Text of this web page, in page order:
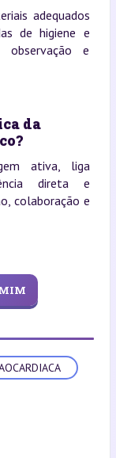
adequados
de higiene e
observação e
da
ativa, liga
direta e
colaboração e
MIM